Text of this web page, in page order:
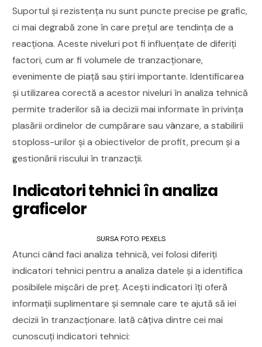
Suportul și rezistența nu sunt puncte precise pe grafic,
ci mai degrabă zone în care prețul are tendința de a
reacționa. Aceste niveluri pot fi influențate de diferiți
factori, cum ar fi volumele de tranzacționare,
evenimente de piață sau știri importante. Identificarea
și utilizarea corectă a acestor niveluri în analiza tehnică
permite traderilor să ia decizii mai informate în privința
plasării ordinelor de cumpărare sau vânzare, a stabilirii
stoploss-urilor și a obiectivelor de profit, precum și a
gestionării riscului în tranzacții.
Indicatori tehnici în analiza
graficelor
SURSA FOTO: PEXELS
Atunci când faci analiza tehnică, vei folosi diferiți
indicatori tehnici pentru a analiza datele și a identifica
posibilele mișcări de preț. Acești indicatori îți oferă
informații suplimentare și semnale care te ajută să iei
decizii în tranzacționare. Iată câțiva dintre cei mai
cunoscuți indicatori tehnici: